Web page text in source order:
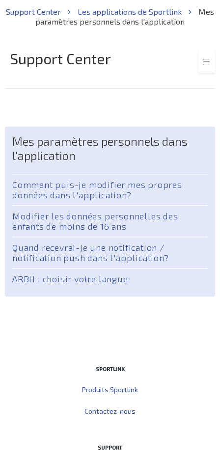
Support Center Les applications de Sportlink
Mes
paramètres personnels dans l'application
Support Center
Mes paramètres personnels dans
l'application
Comment puis-je modifier mes propres
données dans l'application?
Modifier les données personnelles des
enfants de moins de 16 ans
Quand recevrai-je une notification /
notification push dans l'application?
ARBH : choisir votre langue
SPORTLINK
Produits Sportlink
Contactez-nous
SUPPORT